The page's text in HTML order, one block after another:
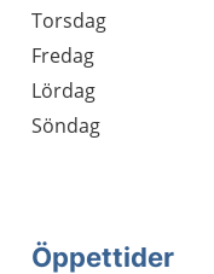
Torsdag
Fredag
Lördag
Söndag
Öppettider